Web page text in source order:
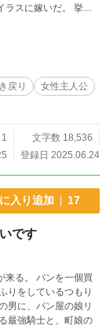
に嫁いだ。 挙式
込んだまま、幸福な
戻り
女性主人公
文字数 18,536
登録日 2025.06.24
入り追加 17
です
一個買
りをしているつもり